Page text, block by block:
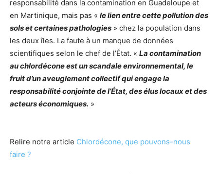
responsabilité dans la contamination en Guadeloupe et
en Martinique, mais pas « le lien entre cette pollution des
sols et certaines pathologies » chez la population dans
les deux îles. La faute à un manque de données
scientifiques selon le chef de l’État. « La contamination
au chlordécone est un scandale environnemental, le
fruit d’un aveuglement collectif qui engage la
responsabilité conjointe de l’État, des élus locaux et des
acteurs économiques. »
Relire notre article Chlordécone, que pouvons-nous
faire ?